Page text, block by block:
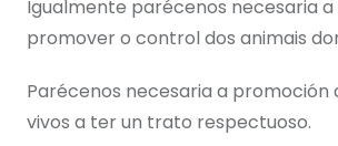
Igualmente parécenos necesaria
promover o control dos animais
Parécenos necesaria a
vivos a ter un trato respectuoso.